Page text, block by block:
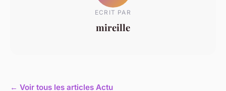
ECRIT PAR
mireille
← Voir tous les articles Actu